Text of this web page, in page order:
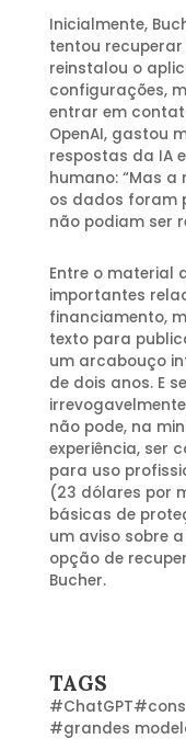
Inicialmente,
tentou recuperar
reinstalou o
configurações,
entrar em
OpenAI, gastou
respostas da IA
humano: “Mas
os dados foram
não podiam ser
Entre o material
importantes
financiamento,
texto para
um arcabouço
de dois anos. E
não pode, na
experiência, ser
para uso
(23 dólares por
básicas de
um aviso sobre
opção de
Bucher.
TAGS
#ChatGPT#
#grandes